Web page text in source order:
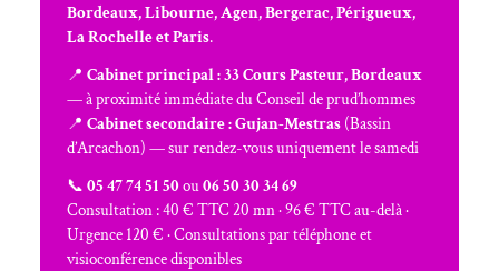
Bordeaux, Libourne, Agen, Bergerac, Périgueux,
La Rochelle et Paris.
📍 Cabinet principal : 33 Cours Pasteur, Bordeaux
— à proximité immédiate du Conseil de prud’hommes
📍 Cabinet secondaire : Gujan-Mestras(Bassin
d’Arcachon) — sur rendez-vous uniquement le samedi
📞 05 47 74 51 50ou06 50 30 34 69
Consultation : 40 € TTC 20 mn · 96 € TTC au-delà ·
Urgence 120 € · Consultations par téléphone et
visioconférence disponibles